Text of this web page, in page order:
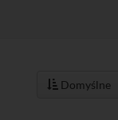
Domyślne